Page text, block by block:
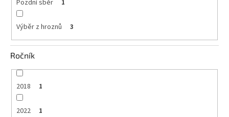
Pozdní sběr 1
Výběr z hroznů 3
Ročník
2018 1
2022 1